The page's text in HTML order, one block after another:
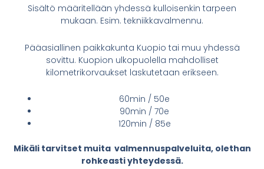
Sisältö määritellään yhdessä kulloisenkin tarpeen
mukaan. Esim. tekniikkavalmennu.
Pääasiallinen paikkakunta Kuopio tai muu yhdessä
sovittu. Kuopion ulkopuolella mahdolliset
kilometrikorvaukset laskutetaan erikseen.
60min / 50e
90min / 70e
120min / 85e
Mikäli tarvitset muita valmennuspalveluita, olethan
rohkeasti yhteydessä.